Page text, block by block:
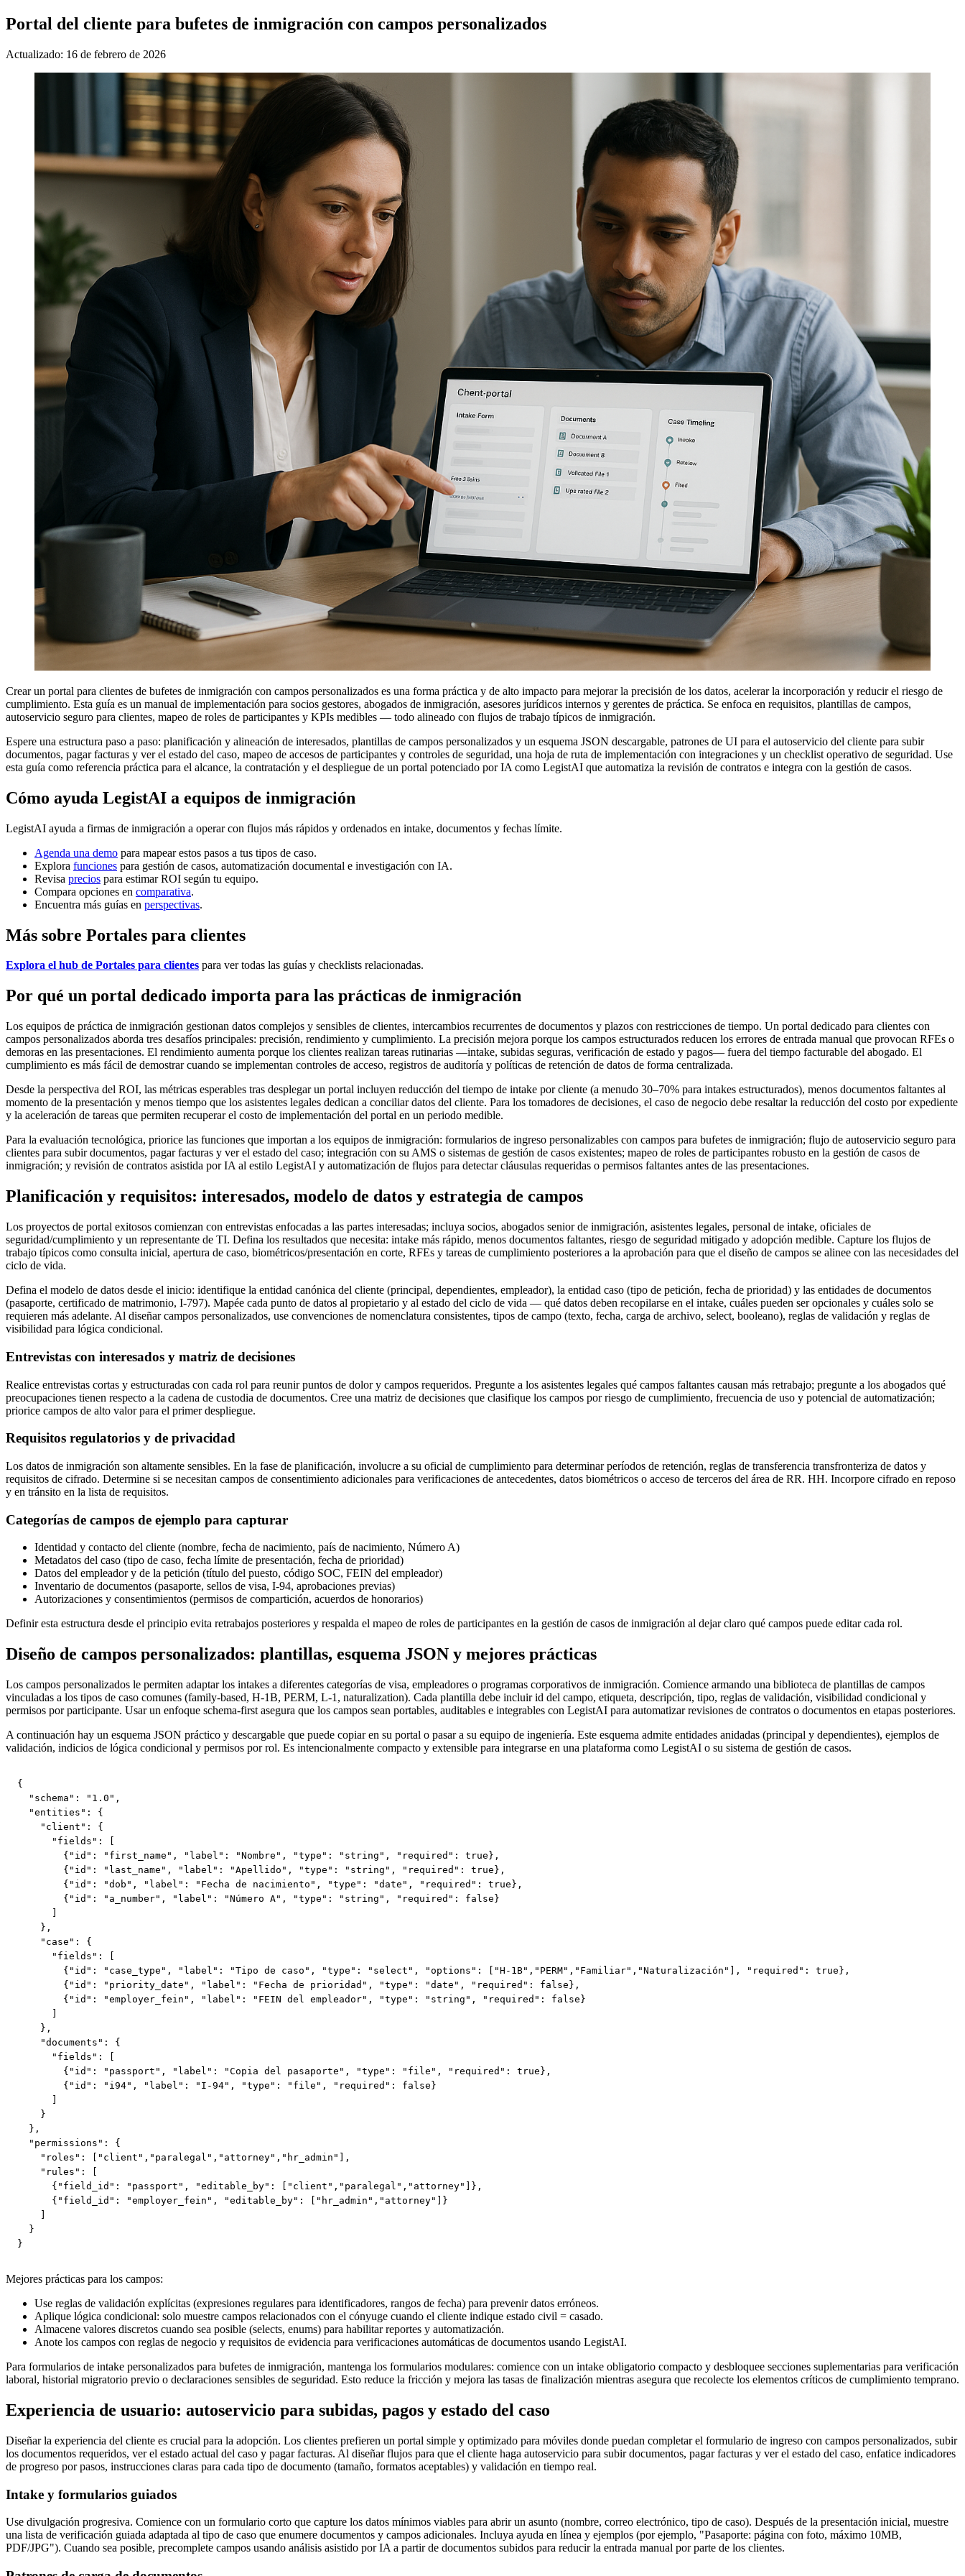
Portal del cliente para bufetes de inmigración con campos personalizados
Actualizado: 16 de febrero de 2026
Crear un portal para clientes de bufetes de inmigración con campos personalizados es una forma práctica y de alto impacto para mejorar la precisión de los datos, acelerar la incorporación y reducir el riesgo de
cumplimiento. Esta guía es un manual de implementación para socios gestores, abogados de inmigración, asesores jurídicos internos y gerentes de práctica. Se enfoca en requisitos, plantillas de campos,
autoservicio seguro para clientes, mapeo de roles de participantes y KPIs medibles — todo alineado con flujos de trabajo típicos de inmigración.
Espere una estructura paso a paso: planificación y alineación de interesados, plantillas de campos personalizados y un esquema JSON descargable, patrones de UI para el autoservicio del cliente para subir
documentos, pagar facturas y ver el estado del caso, mapeo de accesos de participantes y controles de seguridad, una hoja de ruta de implementación con integraciones y un checklist operativo de seguridad. Use
esta guía como referencia práctica para el alcance, la contratación y el despliegue de un portal potenciado por IA como LegistAI que automatiza la revisión de contratos e integra con la gestión de casos.
Cómo ayuda LegistAI a equipos de inmigración
LegistAI ayuda a firmas de inmigración a operar con flujos más rápidos y ordenados en intake, documentos y fechas límite.
Agenda una demo para mapear estos pasos a tus tipos de caso.
Explora funciones para gestión de casos, automatización documental e investigación con IA.
Revisa precios para estimar ROI según tu equipo.
Compara opciones en comparativa.
Encuentra más guías en perspectivas.
Más sobre Portales para clientes
Explora el hub de Portales para clientes para ver todas las guías y checklists relacionadas.
Por qué un portal dedicado importa para las prácticas de inmigración
Los equipos de práctica de inmigración gestionan datos complejos y sensibles de clientes, intercambios recurrentes de documentos y plazos con restricciones de tiempo. Un portal dedicado para clientes con
campos personalizados aborda tres desafíos principales: precisión, rendimiento y cumplimiento. La precisión mejora porque los campos estructurados reducen los errores de entrada manual que provocan RFEs o
demoras en las presentaciones. El rendimiento aumenta porque los clientes realizan tareas rutinarias —intake, subidas seguras, verificación de estado y pagos— fuera del tiempo facturable del abogado. El
cumplimiento es más fácil de demostrar cuando se implementan controles de acceso, registros de auditoría y políticas de retención de datos de forma centralizada.
Desde la perspectiva del ROI, las métricas esperables tras desplegar un portal incluyen reducción del tiempo de intake por cliente (a menudo 30–70% para intakes estructurados), menos documentos faltantes al
momento de la presentación y menos tiempo que los asistentes legales dedican a conciliar datos del cliente. Para los tomadores de decisiones, el caso de negocio debe resaltar la reducción del costo por expediente
y la aceleración de tareas que permiten recuperar el costo de implementación del portal en un periodo medible.
Para la evaluación tecnológica, priorice las funciones que importan a los equipos de inmigración: formularios de ingreso personalizables con campos para bufetes de inmigración; flujo de autoservicio seguro para
clientes para subir documentos, pagar facturas y ver el estado del caso; integración con su AMS o sistemas de gestión de casos existentes; mapeo de roles de participantes robusto en la gestión de casos de
inmigración; y revisión de contratos asistida por IA al estilo LegistAI y automatización de flujos para detectar cláusulas requeridas o permisos faltantes antes de las presentaciones.
Planificación y requisitos: interesados, modelo de datos y estrategia de campos
Los proyectos de portal exitosos comienzan con entrevistas enfocadas a las partes interesadas; incluya socios, abogados senior de inmigración, asistentes legales, personal de intake, oficiales de
seguridad/cumplimiento y un representante de TI. Defina los resultados que necesita: intake más rápido, menos documentos faltantes, riesgo de seguridad mitigado y adopción medible. Capture los flujos de
trabajo típicos como consulta inicial, apertura de caso, biométricos/presentación en corte, RFEs y tareas de cumplimiento posteriores a la aprobación para que el diseño de campos se alinee con las necesidades del
ciclo de vida.
Defina el modelo de datos desde el inicio: identifique la entidad canónica del cliente (principal, dependientes, empleador), la entidad caso (tipo de petición, fecha de prioridad) y las entidades de documentos
(pasaporte, certificado de matrimonio, I-797). Mapée cada punto de datos al propietario y al estado del ciclo de vida — qué datos deben recopilarse en el intake, cuáles pueden ser opcionales y cuáles solo se
requieren más adelante. Al diseñar campos personalizados, use convenciones de nomenclatura consistentes, tipos de campo (texto, fecha, carga de archivo, select, booleano), reglas de validación y reglas de
visibilidad para lógica condicional.
Entrevistas con interesados y matriz de decisiones
Realice entrevistas cortas y estructuradas con cada rol para reunir puntos de dolor y campos requeridos. Pregunte a los asistentes legales qué campos faltantes causan más retrabajo; pregunte a los abogados qué
preocupaciones tienen respecto a la cadena de custodia de documentos. Cree una matriz de decisiones que clasifique los campos por riesgo de cumplimiento, frecuencia de uso y potencial de automatización;
priorice campos de alto valor para el primer despliegue.
Requisitos regulatorios y de privacidad
Los datos de inmigración son altamente sensibles. En la fase de planificación, involucre a su oficial de cumplimiento para determinar períodos de retención, reglas de transferencia transfronteriza de datos y
requisitos de cifrado. Determine si se necesitan campos de consentimiento adicionales para verificaciones de antecedentes, datos biométricos o acceso de terceros del área de RR. HH. Incorpore cifrado en reposo
y en tránsito en la lista de requisitos.
Categorías de campos de ejemplo para capturar
Identidad y contacto del cliente (nombre, fecha de nacimiento, país de nacimiento, Número A)
Metadatos del caso (tipo de caso, fecha límite de presentación, fecha de prioridad)
Datos del empleador y de la petición (título del puesto, código SOC, FEIN del empleador)
Inventario de documentos (pasaporte, sellos de visa, I-94, aprobaciones previas)
Autorizaciones y consentimientos (permisos de compartición, acuerdos de honorarios)
Definir esta estructura desde el principio evita retrabajos posteriores y respalda el mapeo de roles de participantes en la gestión de casos de inmigración al dejar claro qué campos puede editar cada rol.
Diseño de campos personalizados: plantillas, esquema JSON y mejores prácticas
Los campos personalizados le permiten adaptar los intakes a diferentes categorías de visa, empleadores o programas corporativos de inmigración. Comience armando una biblioteca de plantillas de campos
vinculadas a los tipos de caso comunes (family-based, H-1B, PERM, L-1, naturalization). Cada plantilla debe incluir id del campo, etiqueta, descripción, tipo, reglas de validación, visibilidad condicional y
permisos por participante. Usar un enfoque schema-first asegura que los campos sean portables, auditables e integrables con LegistAI para automatizar revisiones de contratos o documentos en etapas posteriores.
A continuación hay un esquema JSON práctico y descargable que puede copiar en su portal o pasar a su equipo de ingeniería. Este esquema admite entidades anidadas (principal y dependientes), ejemplos de
validación, indicios de lógica condicional y permisos por rol. Es intencionalmente compacto y extensible para integrarse en una plataforma como LegistAI o su sistema de gestión de casos.
{
  "schema": "1.0",
  "entities": {
    "client": {
      "fields": [
        {"id": "first_name", "label": "Nombre", "type": "string", "required": true},
        {"id": "last_name", "label": "Apellido", "type": "string", "required": true},
        {"id": "dob", "label": "Fecha de nacimiento", "type": "date", "required": true},
        {"id": "a_number", "label": "Número A", "type": "string", "required": false}
      ]
    },
    "case": {
      "fields": [
        {"id": "case_type", "label": "Tipo de caso", "type": "select", "options": ["H-1B","PERM","Familiar","Naturalización"], "required": true},
        {"id": "priority_date", "label": "Fecha de prioridad", "type": "date", "required": false},
        {"id": "employer_fein", "label": "FEIN del empleador", "type": "string", "required": false}
      ]
    },
    "documents": {
      "fields": [
        {"id": "passport", "label": "Copia del pasaporte", "type": "file", "required": true},
        {"id": "i94", "label": "I-94", "type": "file", "required": false}
      ]
    }
  },
  "permissions": {
    "roles": ["client","paralegal","attorney","hr_admin"],
    "rules": [
      {"field_id": "passport", "editable_by": ["client","paralegal","attorney"]},
      {"field_id": "employer_fein", "editable_by": ["hr_admin","attorney"]}
    ]
  }
}
Mejores prácticas para los campos:
Use reglas de validación explícitas (expresiones regulares para identificadores, rangos de fecha) para prevenir datos erróneos.
Aplique lógica condicional: solo muestre campos relacionados con el cónyuge cuando el cliente indique estado civil = casado.
Almacene valores discretos cuando sea posible (selects, enums) para habilitar reportes y automatización.
Anote los campos con reglas de negocio y requisitos de evidencia para verificaciones automáticas de documentos usando LegistAI.
Para formularios de intake personalizados para bufetes de inmigración, mantenga los formularios modulares: comience con un intake obligatorio compacto y desbloquee secciones suplementarias para verificación
laboral, historial migratorio previo o declaraciones sensibles de seguridad. Esto reduce la fricción y mejora las tasas de finalización mientras asegura que recolecte los elementos críticos de cumplimiento temprano.
Experiencia de usuario: autoservicio para subidas, pagos y estado del caso
Diseñar la experiencia del cliente es crucial para la adopción. Los clientes prefieren un portal simple y optimizado para móviles donde puedan completar el formulario de ingreso con campos personalizados, subir
los documentos requeridos, ver el estado actual del caso y pagar facturas. Al diseñar flujos para que el cliente haga autoservicio para subir documentos, pagar facturas y ver el estado del caso, enfatice indicadores
de progreso por pasos, instrucciones claras para cada tipo de documento (tamaño, formatos aceptables) y validación en tiempo real.
Intake y formularios guiados
Use divulgación progresiva. Comience con un formulario corto que capture los datos mínimos viables para abrir un asunto (nombre, correo electrónico, tipo de caso). Después de la presentación inicial, muestre
una lista de verificación guiada adaptada al tipo de caso que enumere documentos y campos adicionales. Incluya ayuda en línea y ejemplos (por ejemplo, "Pasaporte: página con foto, máximo 10MB,
PDF/JPG"). Cuando sea posible, precomplete campos usando análisis asistido por IA a partir de documentos subidos para reducir la entrada manual por parte de los clientes.